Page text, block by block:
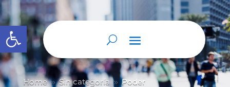
Abrir barra de herramientas
Home 9 Sin categoría 9 Poder